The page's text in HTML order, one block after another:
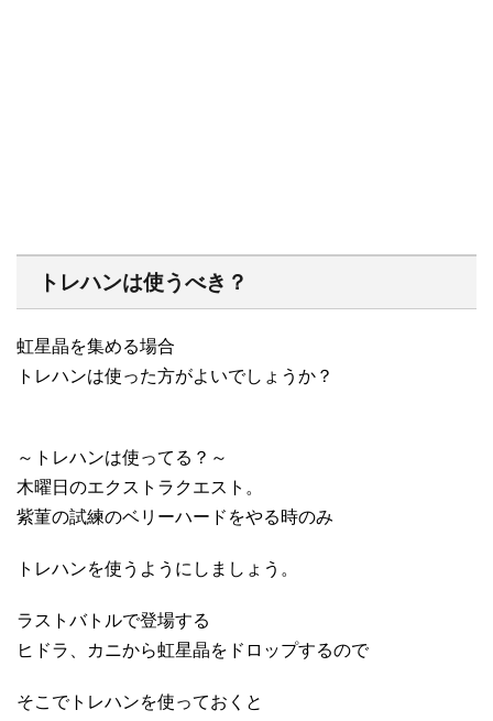
トレハンは使うべき？
虹星晶を集める場合
トレハンは使った方がよいでしょうか？
～トレハンは使ってる？～
木曜日のエクストラクエスト。
紫菫の試練のベリーハードをやる時のみ
トレハンを使うようにしましょう。
ラストバトルで登場する
ヒドラ、カニから虹星晶をドロップするので
そこでトレハンを使っておくと